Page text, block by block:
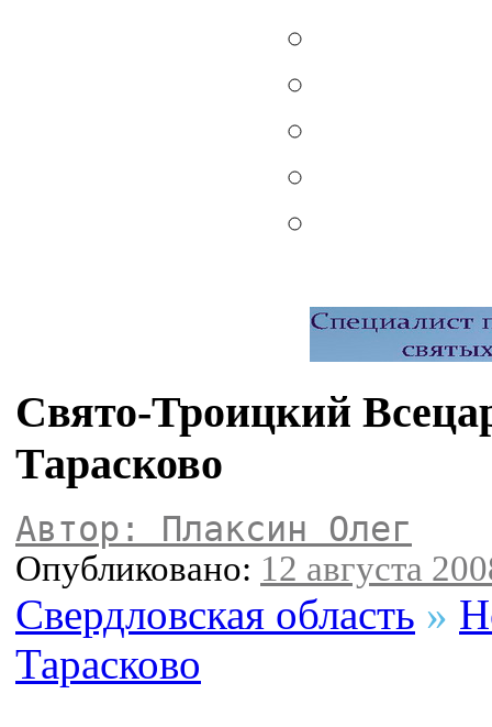
Свято-Троицкий
Тарасково
Автор: Плаксин Олег
Опубликовано: 12 августа
Свердловская область »
Тарасково